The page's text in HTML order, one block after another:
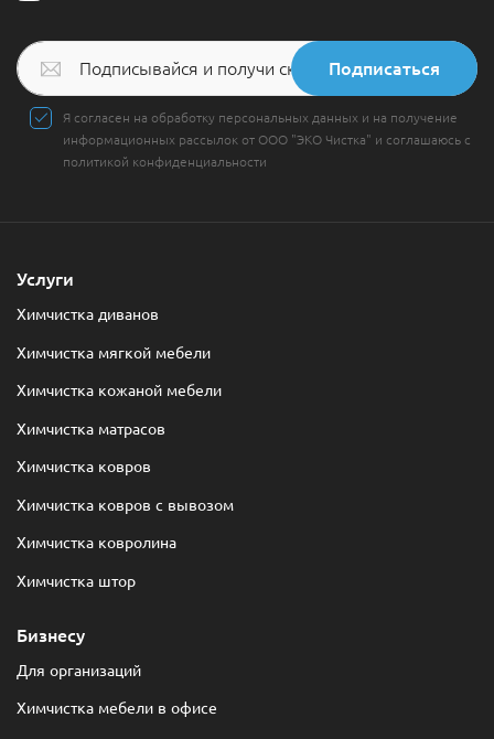
Я согласен на обработку персональных данных и на получение
информационных рассылок от ООО "ЭКО Чистка" и соглашаюсь с
политикой конфиденциальности
Подписаться
Услуги
Химчистка диванов
Химчистка мягкой мебели
Химчистка кожаной мебели
Химчистка матрасов
Химчистка ковров
Химчистка ковров с вывозом
Химчистка ковролина
Химчистка штор
Бизнесу
Для организаций
Химчистка мебели в офисе